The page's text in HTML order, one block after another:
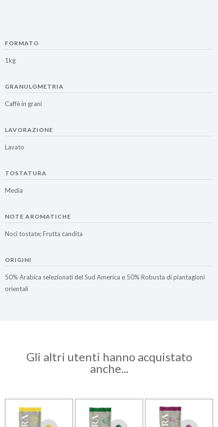
FORMATO
1kg
GRANULOMETRIA
Caffè in grani
LAVORAZIONE
Lavato
TOSTATURA
Media
NOTE AROMATICHE
Noci tostate; Frutta candita
ORIGINI
50% Arabica selezionati del Sud America e 50% Robusta di piantagioni
orientali
Gli altri utenti hanno acquistato
anche...